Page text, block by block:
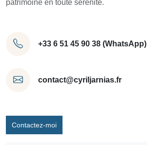
patrimoine en toute sérénité.
+33 6 51 45 90 38 (WhatsApp)
contact@cyriljarnias.fr
Contactez-moi